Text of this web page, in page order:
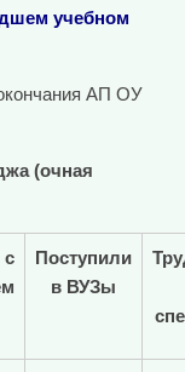
учебном
АП ОУ
(очная
Поступили
в ВУЗы